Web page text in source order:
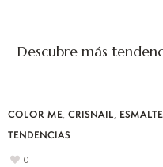
Descubre más
COLOR ME, CRISNAIL,
TENDENCIAS
0